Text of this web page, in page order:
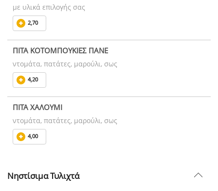
με υλικά επιλογής σας
2,70
ΠΙΤΑ ΚΟΤΟΜΠΟΥΚΙΕΣ ΠΑΝΕ
ντομάτα, πατάτες, μαρούλι, σως
4,20
ΠΙΤΑ ΧΑΛΟΥΜΙ
ντομάτα, πατάτες, μαρούλι, σως
4,00
Νηστίσιμα Τυλιχτά